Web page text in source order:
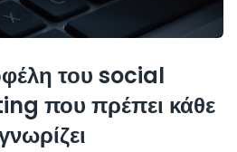
του social
που πρέπει κάθε